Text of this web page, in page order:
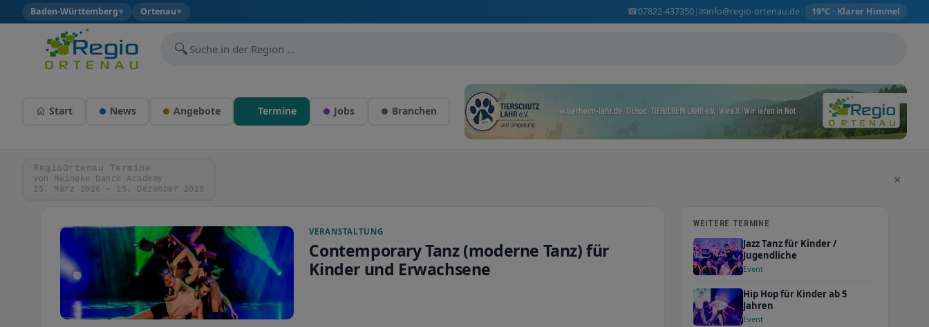
Baden-Württemberg▼ Ortenau▼ ☎07822-437350| ✉info@regio-ortenau.de| 19°C · Klarer Himmel
🔍
Start News Angebote Termine Jobs Branchen
RegioOrtenau Termine
von Meineke Dance Academy
25. März 2026 – 15. Dezember 2026
×
VERANSTALTUNG
Contemporary Tanz (moderne Tanz) für
Kinder und Erwachsene
WEITERE TERMINE
Jazz Tanz für Kinder /
Jugendliche
Event
Hip Hop für Kinder ab 5
Jahren
Event